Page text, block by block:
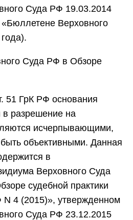
Суда РФ 19.03.2014
«Бюллетене Верховного
Суда РФ в Обзоре
51 ГрК РФ основания
в разрешение на
исчерпывающими,
объективными. Данная
в
Верховного Суда
судебной практики
4 (2015)», утвержденном
Суда РФ 23.12.2015